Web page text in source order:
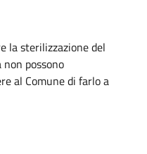
la sterilizzazione del
possono
al Comune di farlo a